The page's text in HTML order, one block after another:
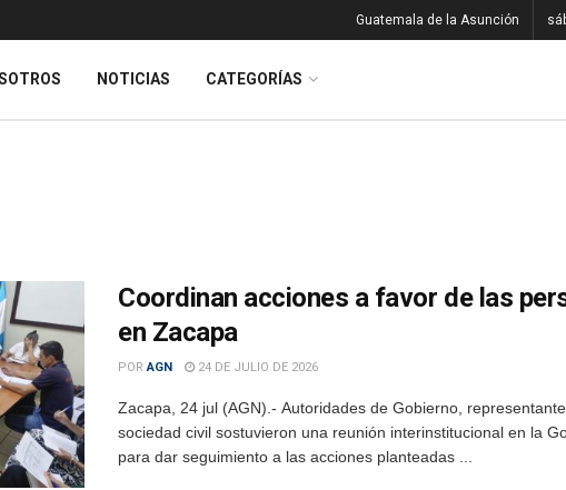
Guatemala de la Asunción
NOTICIAS CATEGORÍAS
Coordinan acciones a favor de las
en Zacapa
POR AGN 24 DE JULIO DE 2026
Zacapa, 24 jul (AGN).- Autoridades de Gobierno,
sociedad civil sostuvieron una reunión interinstitucional en la
para dar seguimiento a las acciones planteadas ...